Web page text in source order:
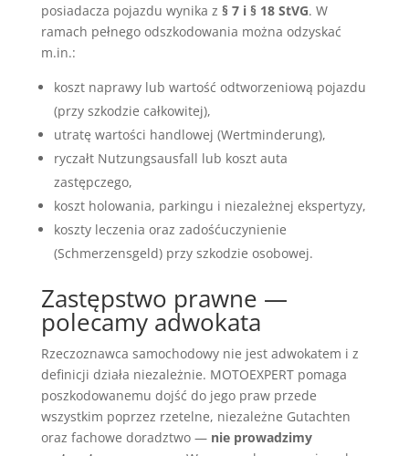
posiadacza pojazdu wynika z § 7 i § 18 StVG. W
ramach pełnego odszkodowania można odzyskać
m.in.:
koszt naprawy lub wartość odtworzeniową pojazdu
(przy szkodzie całkowitej),
utratę wartości handlowej (Wertminderung),
ryczałt Nutzungsausfall lub koszt auta
zastępczego,
koszt holowania, parkingu i niezależnej ekspertyzy,
koszty leczenia oraz zadośćuczynienie
(Schmerzensgeld) przy szkodzie osobowej.
Zastępstwo prawne —
polecamy adwokata
Rzeczoznawca samochodowy nie jest adwokatem i z
definicji działa niezależnie. MOTOEXPERT pomaga
poszkodowanemu dojść do jego praw przede
wszystkim poprzez rzetelne, niezależne Gutachten
oraz fachowe doradztwo — nie prowadzimy